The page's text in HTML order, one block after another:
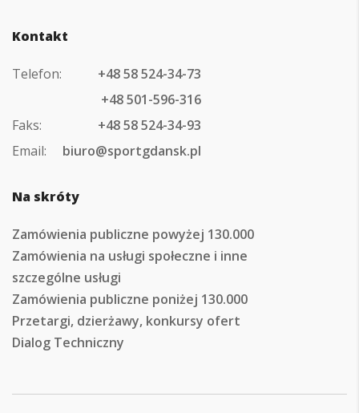
Kontakt
Telefon:
+48 58 524-34-73
+48 501-596-316
Faks:
+48 58 524-34-93
Email:
biuro@sportgdansk.pl
Na skróty
Zamówienia publiczne powyżej 130.000
Zamówienia na usługi społeczne i inne
szczególne usługi
Zamówienia publiczne poniżej 130.000
Przetargi, dzierżawy, konkursy ofert
Dialog Techniczny